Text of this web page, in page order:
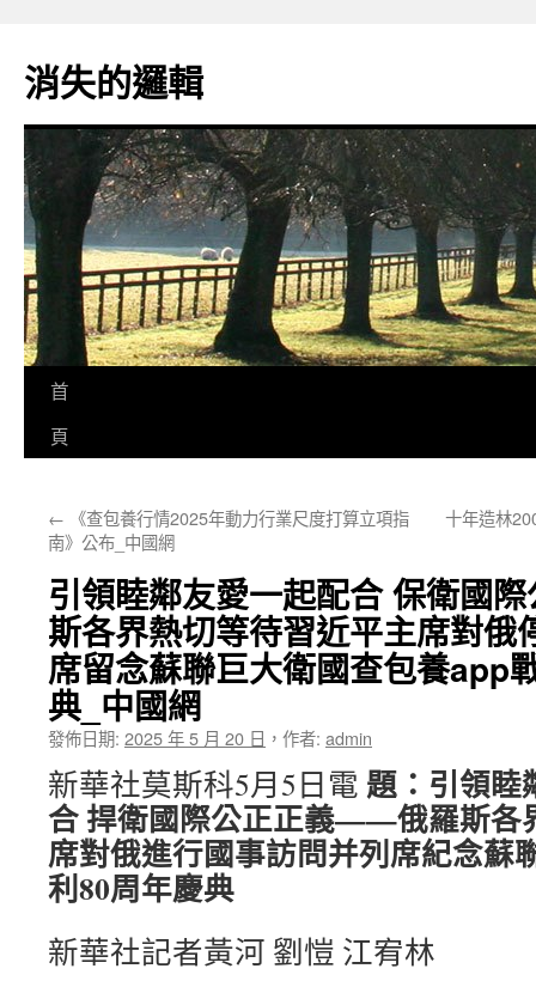
主
要
消失的邏輯
首
頁
← 《查包養行情2025年動力行業尺度打算立項指
南》公布_中國網
十年造林
引領睦鄰友愛一起配合 保衛國
斯各界熱切等待習近平主席對俄
席留念蘇聯巨大衛國查包養app
典_中國網
發佈日期: 2025 年 5 月 20 日 ， 作者: admin
新華社莫斯科5月5日電 題：引領睦
合 捍衛國際公正正義——俄羅斯各
席對俄進行國事訪問并列席紀念蘇
利80周年慶典
新華社記者黃河 劉愷 江宥林